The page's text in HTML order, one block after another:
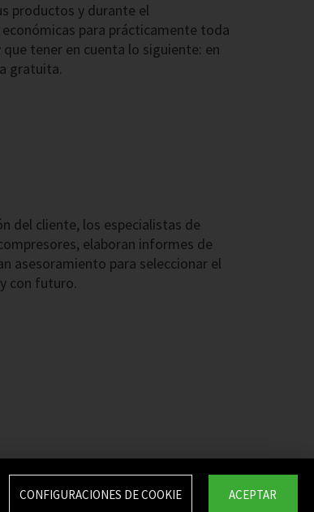
productos y durante el
para prácticamente toda
tener en cuenta lo siguiente: en
gratuita.
del cliente, los especialistas de
elaboran informes de
asesoramiento para seleccionar el
con futuro.
ACEPTAR
CONFIGURACIONES DE COOKIE